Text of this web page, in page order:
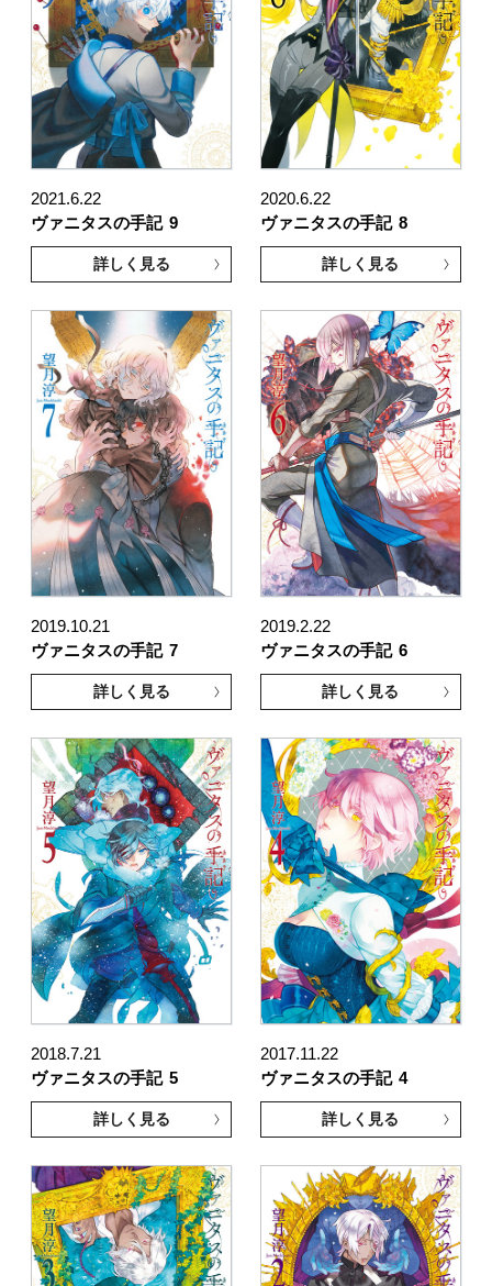
2021.6.22
ヴァニタスの手記 9
詳しく見る
2020.6.22
ヴァニタスの手記 8
詳しく見る
2019.10.21
ヴァニタスの手記 7
詳しく見る
2019.2.22
ヴァニタスの手記 6
詳しく見る
2018.7.21
ヴァニタスの手記 5
詳しく見る
2017.11.22
ヴァニタスの手記 4
詳しく見る